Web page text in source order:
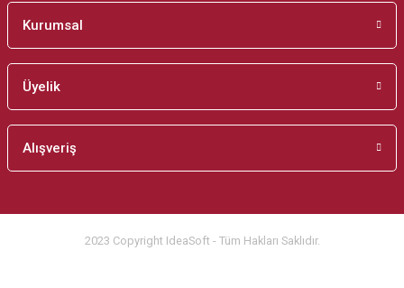
Kurumsal
Üyelik
Alışveriş
2023 Copyright IdeaSoft - Tüm Hakları Saklıdır.